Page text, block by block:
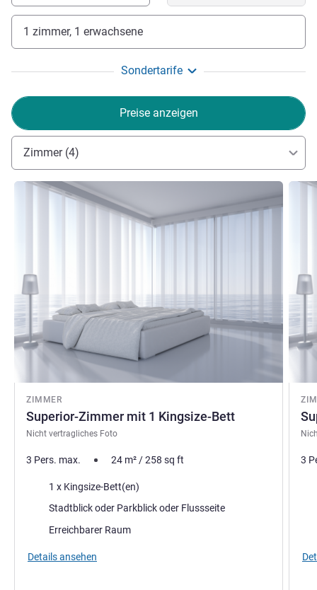
1 zimmer, 1 erwachsene
Sondertarife
Preise anzeigen
Zimmer (4)
ZIMMER
Superior-Zimmer mit 1 Kingsize-Bett
Nicht vertragliches Foto
Details ansehen
3 Pers. max. 24 m²/258 sq ft
Bettwäsche
1 x Kingsize-Bett(en)
Aussicht:
Stadtblick oder Parkblick oder Flussseite
Erreichbarer Raum
Details ansehen
3